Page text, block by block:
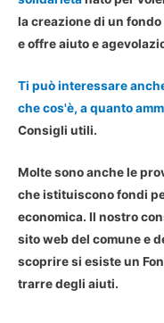
la creazione di un
e offre aiuto e
Ti può interessare
che cos'è, a quanto
Consigli utili.
Molte sono anche le
che istituiscono fondi
economica. Il nostro
sito web del comune e
scoprire si esiste un
trarre degli aiuti.